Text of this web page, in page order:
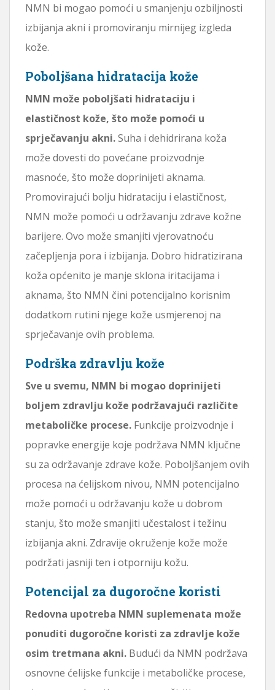
NMN bi mogao pomoći u smanjenju ozbiljnosti
izbijanja akni i promoviranju mirnijeg izgleda
kože.
Poboljšana hidratacija kože
NMN može poboljšati hidrataciju i
elastičnost kože, što može pomoći u
sprječavanju akni.Suha i dehidrirana koža
može dovesti do povećane proizvodnje
masnoće, što može doprinijeti aknama.
Promovirajući bolju hidrataciju i elastičnost,
NMN može pomoći u održavanju zdrave kožne
barijere. Ovo može smanjiti vjerovatnoću
začepljenja pora i izbijanja. Dobro hidratizirana
koža općenito je manje sklona iritacijama i
aknama, što NMN čini potencijalno korisnim
dodatkom rutini njege kože usmjerenoj na
sprječavanje ovih problema.
Podrška zdravlju kože
Sve u svemu, NMN bi mogao doprinijeti
boljem zdravlju kože podržavajući različite
metaboličke procese. Funkcije proizvodnje i
popravke energije koje podržava NMN ključne
su za održavanje zdrave kože. Poboljšanjem ovih
procesa na ćelijskom nivou, NMN potencijalno
može pomoći u održavanju kože u dobrom
stanju, što može smanjiti učestalost i težinu
izbijanja akni. Zdravije okruženje kože može
podržati jasniji ten i otporniju kožu.
Potencijal za dugoročne koristi
Redovna upotreba NMN suplemenata može
ponuditi dugoročne koristi za zdravlje kože
osim tretmana akni. Budući da NMN podržava
osnovne ćelijske funkcije i metaboličke procese,